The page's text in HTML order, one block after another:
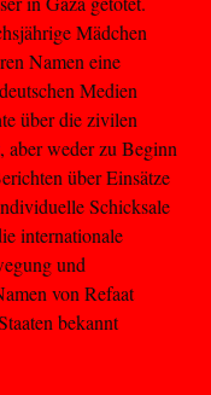
Mädchen
Namen eine
Medien
über die zivilen
, aber weder zu Beginn
über Einsätze
Schicksale
internationale
und
von Refaat
bekannt